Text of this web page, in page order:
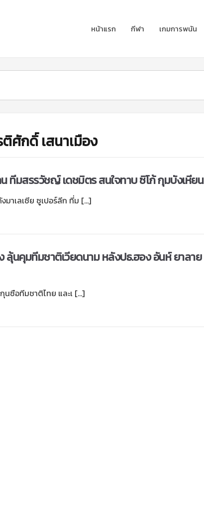
หน้าแรก กีฬา เกมการพนัน
ศักดิ์ เสนาเมือง
ทีมสรรวัชญ์ เดชมิตร สนใจทาบ ซิโก้ กุมบังเหียน
มาเลเซีย ซูเปอร์ลีก ที่ม […]
ลุ้นคุมทีมชาติเวียดนาม หลังปธ.ฮอง อันห์ ยาลาย
นซือทีมชาติไทย และเ […]